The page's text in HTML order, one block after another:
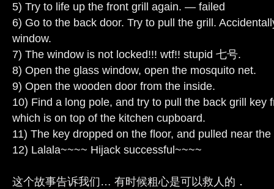
5) Try to life up the front grill again. — failed
6) Go to the back door. Try to pull the grill.
window.
7) The window is not locked!!! wtf!! stupid 七号.
8) Open the glass window, open the mosquito net.
9) Open the wooden door from the inside.
10) Find a long pole, and try to pull the back grill key
which is on top of the kitchen cupboard.
11) The key dropped on the floor, and pulled near the
12) Lalala~~~~ Hijack successful~~~~
这个故事告诉我们… 有时候粗心是可以救人的．